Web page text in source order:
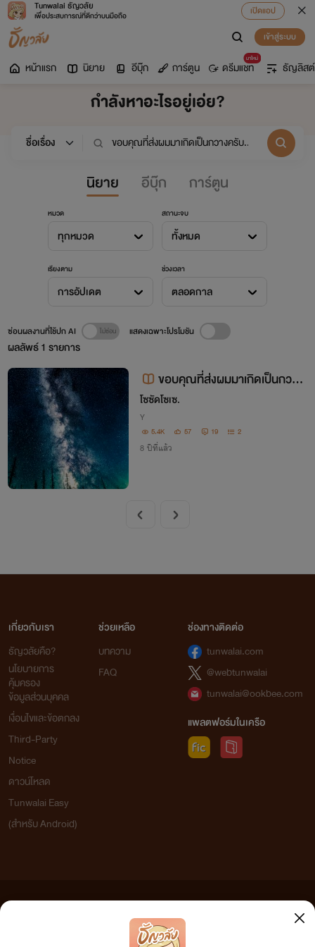
Tunwalai ธัญวลัย
เพื่อประสบการณ์ที่ดีกว่าบนมือถือ
เปิดแอป
เข้าสู่ระบบ
หน้าแรก นิยาย อีบุ๊ก การ์ตูน
มาใหม่
ดรีมแชท ธัญลิสต์
กำลังหาอะไรอยู่เอ่ย?
นิยาย อีบุ๊ก การ์ตูน
หมวด
ทุกหมวด
สถานะจบ
ทั้งหมด
เรียงตาม
การอัปเดต
ช่วงเวลา
ตลอดกาล
ผลลัพธ์1 รายการ
ซ่อนผลงานที่ใช้ปก AI แสดงเฉพาะโปรโมชัน
ขอบคุณที่ส่งผมมาเกิดเป็นกวาง
ครับ..(?) (เคะท้องได้)
โซซัดโซเซ.
Y
5.4K 57 19 2
8 ปีที่แล้ว
เกี่ยวกับเรา
ธัญวลัยคือ?
นโยบายการ
คุ้มครอง
ข้อมูลส่วนบุคคล
เงื่อนไขและข้อตกลง
Third-Party
Notice
ดาวน์โหลด
Tunwalai Easy
(สำหรับ Android)
ช่วยเหลือ
บทความ
FAQ
ช่องทางติดต่อ
tunwalai.com
@webtunwalai
tunwalai@ookbee.com
แพลตฟอร์มในเครือ
เว็บไซต์แห่งนี้ไม่ได้เห็นด้วยและไม่ขอรับผิดชอบต่อข้อความใดๆ ทั้งสิ้น ดังนั้นผู้อ่านทุกท่านโปรดใช้
วิจารณญาณในการกลั่นกรองด้วยตนเอง และหากท่านพบข้อความใดๆ ที่ขัดต่อกฎหมายและศีลธรรม